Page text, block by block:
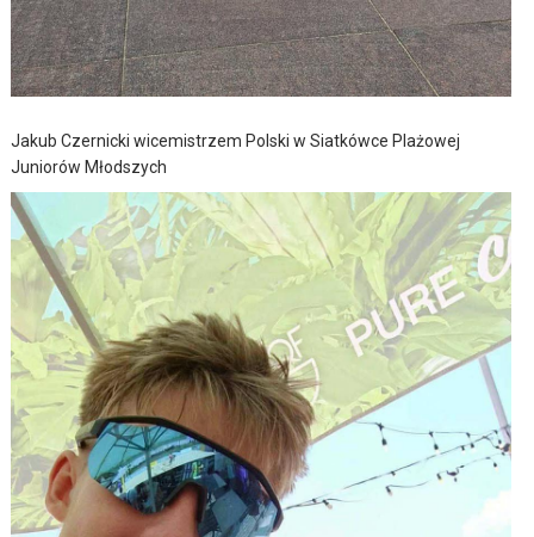
Jakub Czernicki wicemistrzem Polski w Siatkówce Plażowej
Juniorów Młodszych